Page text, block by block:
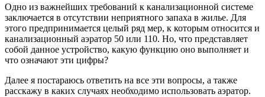
Одно из важнейших требований к канализационной системе
заключается в отсутствии неприятного запаха в жилье. Для
этого предпринимается целый ряд мер, к которым относится и
канализационный аэратор 50 или 110. Но, что представляет
собой данное устройство, какую функцию оно выполняет и
что означают эти цифры?
Далее я постараюсь ответить на все эти вопросы, а также
расскажу в каких случаях необходимо использовать аэратор.